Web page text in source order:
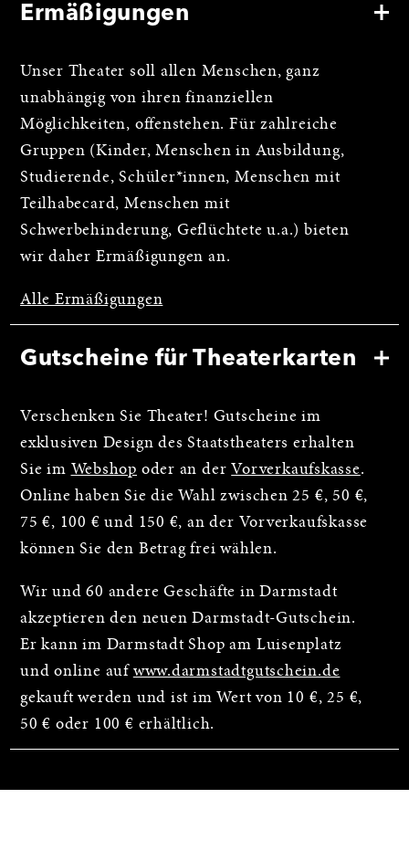
Ermäßigungen
Unser Theater soll allen Menschen, ganz
unabhängig von ihren finanziellen
Möglichkeiten, offenstehen. Für zahlreiche
Gruppen (Kinder, Menschen in Ausbildung,
Studierende, Schüler*innen, Menschen mit
Teilhabecard, Menschen mit
Schwerbehinderung, Geflüchtete u.a.) bieten
wir daher Ermäßigungen an.
Alle Ermäßigungen
Gutscheine für Theaterkarten
Verschenken Sie Theater! Gutscheine im
exklusiven Design des Staatstheaters erhalten
Sie im Webshop oder an der Vorverkaufskasse.
Online haben Sie die Wahl zwischen 25 €, 50 €,
75 €, 100 € und 150 €, an der Vorverkaufskasse
können Sie den Betrag frei wählen.
Wir und 60 andere Geschäfte in Darmstadt
akzeptieren den neuen Darmstadt-Gutschein.
Er kann im Darmstadt Shop am Luisenplatz
und online auf www.darmstadtgutschein.de
gekauft werden und ist im Wert von 10 €, 25 €,
50 € oder 100 € erhältlich.